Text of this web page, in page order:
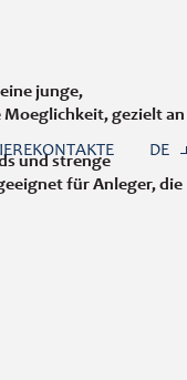
KONTAKTE DE
junge,
gezielt an
und strenge
für Anleger, die